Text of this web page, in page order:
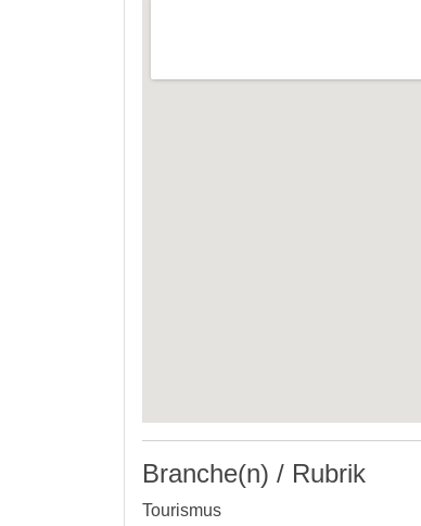
Branche(n) / Rubrik
Tourismus